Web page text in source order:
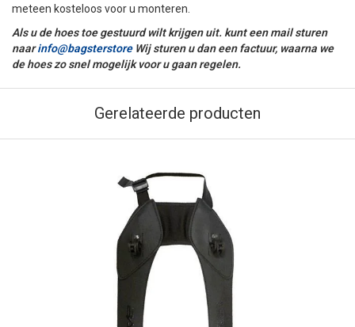
meteen kosteloos voor u monteren.
Als u de hoes toe gestuurd wilt krijgen uit. kunt een mail sturen
naarinfo@bagsterstoreWij sturen u dan een factuur, waarna we
de hoes zo snel mogelijk voor u gaan regelen.
Gerelateerde producten